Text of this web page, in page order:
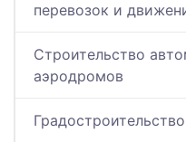
перевозок и
Строительство
аэродромов
Градостроительство